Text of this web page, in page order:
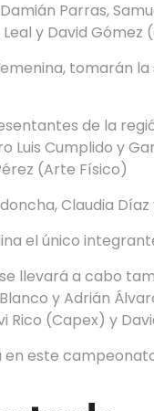
Parras,
y David
tomarán
de la
Luis Cumplido y
(Arte Físico)
Claudia
el único
llevará a cabo
y Adrián
Rico (Capex) y
este